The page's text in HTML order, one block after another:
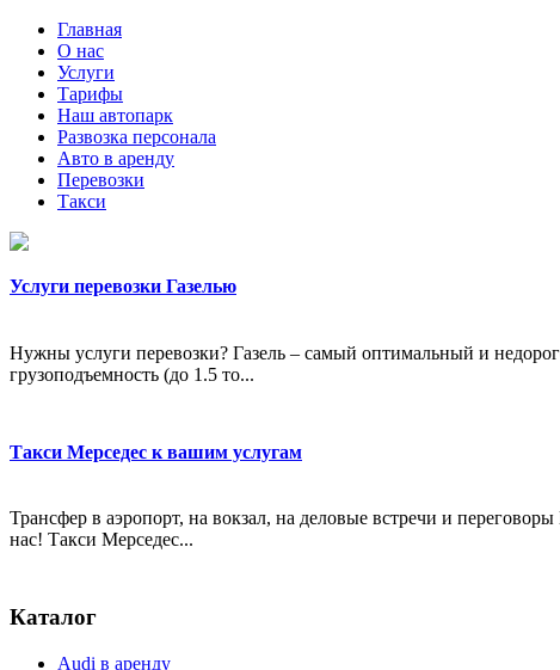
Главная
О нас
Услуги
Тарифы
Наш автопарк
Развозка персонала
Авто в аренду
Перевозки
Такси
Услуги перевозки Газелью
Нужны услуги перевозки? Газель – самый оптимальный и
грузоподъемность (до 1.5 то...
Такси Мерседес к вашим услугам
Трансфер в аэропорт, на вокзал, на деловые встречи и
нас! Такси Мерседес...
Каталог
Audi в аренду